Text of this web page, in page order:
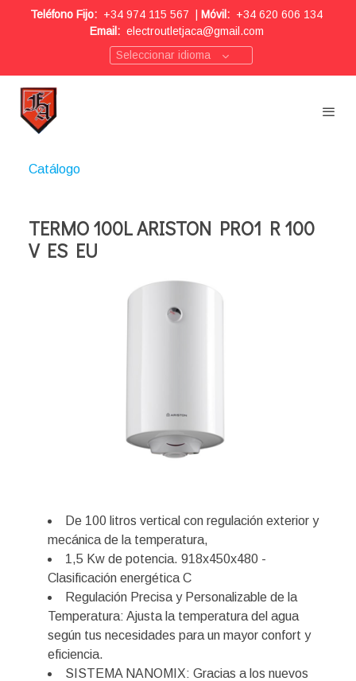
Teléfono Fijo: +34 974 115 567 Móvil: +34 620 606 134
Email: electroutletjaca@gmail.com
Seleccionar idioma
Catálogo
TERMO 100L ARISTON PRO1 R 100
V ES EU
De 100 litros vertical con regulación exterior y
mecánica de la temperatura,
1,5 Kw de potencia. 918x450x480 -
Clasificación energética C
Regulación Precisa y Personalizable de la
Temperatura: Ajusta la temperatura del agua
según tus necesidades para un mayor confort y
eficiencia.
SISTEMA NANOMIX: Gracias a los nuevos